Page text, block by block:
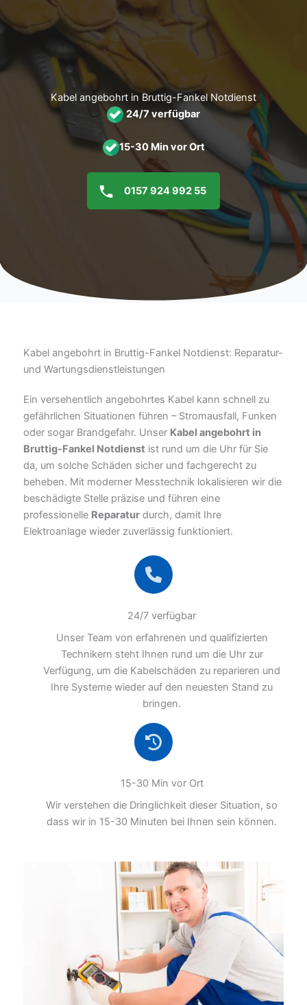
Inhalt
Kabel angebohrt in Bruttig-Fankel Notdienst
24/7 verfügbar
15-30 Min vor Ort
0157 924 992 55
Kabel angebohrt in Bruttig-Fankel Notdienst: Reparatur-
und Wartungsdienstleistungen
Ein versehentlich angebohrtes Kabel kann schnell zu
gefährlichen Situationen führen – Stromausfall, Funken
oder sogar Brandgefahr. Unser Kabel angebohrt in
Bruttig-Fankel Notdienst ist rund um die Uhr für Sie
da, um solche Schäden sicher und fachgerecht zu
beheben. Mit moderner Messtechnik lokalisieren wir die
beschädigte Stelle präzise und führen eine
professionelle Reparatur durch, damit Ihre
Elektroanlage wieder zuverlässig funktioniert.
24/7 verfügbar
Unser Team von erfahrenen und qualifizierten
Technikern steht Ihnen rund um die Uhr zur
Verfügung, um die Kabelschäden zu reparieren und
Ihre Systeme wieder auf den neuesten Stand zu
bringen.
15-30 Min vor Ort
Wir verstehen die Dringlichkeit dieser Situation, so
dass wir in 15-30 Minuten bei Ihnen sein können.